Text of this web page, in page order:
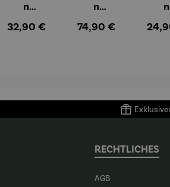
n
echer aus
Regulärer Preis:
32,90 €
n
assen Set |
ell
Regulärer Preis:
74,90 €
n
e
RECHTLICHES
AGB